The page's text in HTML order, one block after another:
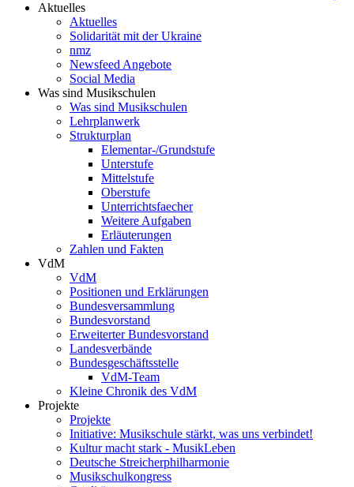
Aktuelles
Aktuelles
Solidarität mit der Ukraine
nmz
Newsfeed Angebote
Social Media
Was sind Musikschulen
Was sind Musikschulen
Lehrplanwerk
Strukturplan
Elementar-/Grundstufe
Unterstufe
Mittelstufe
Oberstufe
Unterrichtsfaecher
Weitere Aufgaben
Erläuterungen
Zahlen und Fakten
VdM
VdM
Positionen und Erklärungen
Bundesversammlung
Bundesvorstand
Erweiterter Bundesvorstand
Landesverbände
Bundesgeschäftsstelle
VdM-Team
Kleine Chronik des VdM
Projekte
Projekte
Initiative: Musikschule stärkt, was uns verbindet!
Kultur macht stark - MusikLeben
Deutsche Streicherphilharmonie
Musikschulkongress